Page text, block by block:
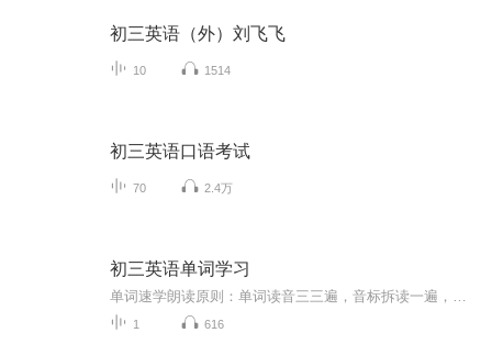
初三英语（外）刘飞飞
10 1514
初三英语口语考试
70 2.4万
初三英语单词学习
1 616